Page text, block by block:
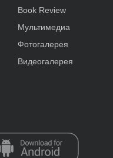
Book Review
Мультимедиа
Фотогалерея
Видеогалерея